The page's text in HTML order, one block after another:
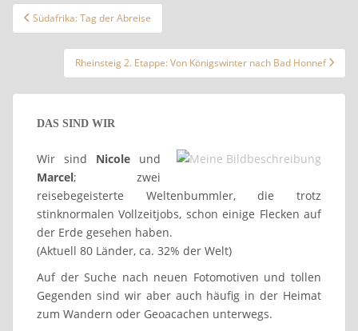
Beitragsnavigation
Südafrika: Tag der Abreise
Rheinsteig 2. Etappe: Von Königswinter nach Bad Honnef
DAS SIND WIR
Wir sind Nicole und
Marcel; zwei
reisebegeisterte Weltenbummler, die trotz
stinknormalen Vollzeitjobs, schon einige Flecken auf
der Erde gesehen haben.
(Aktuell 80 Länder, ca. 32% der Welt)
Auf der Suche nach neuen Fotomotiven und tollen
Gegenden sind wir aber auch häufig in der Heimat
zum Wandern oder Geoacachen unterwegs.